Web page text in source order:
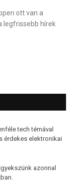
ott van a
legfrissebb hírek
tech témával
érdekes elektronikai
azonnal